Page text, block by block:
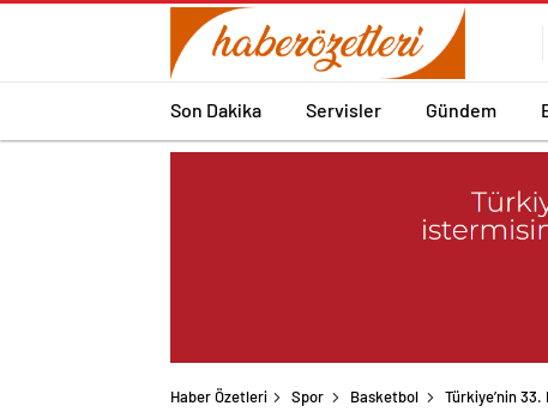
Son Dakika Servisler Gündem
Haber Özetleri Spor Basketbol Türkiye’nin 33.